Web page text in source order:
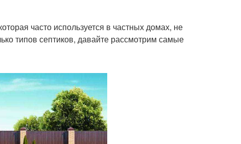
часто используется в частных домах, не
типов септиков, давайте рассмотрим самые